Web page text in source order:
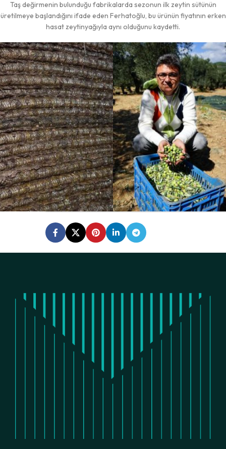
Taş değirmenin bulunduğu fabrikalarda sezonun ilk zeytin sütünün
üretilmeye başlandığını ifade eden Ferhatoğlu, bu ürünün fiyatının erken
hasat zeytinyağıyla aynı olduğunu kaydetti.